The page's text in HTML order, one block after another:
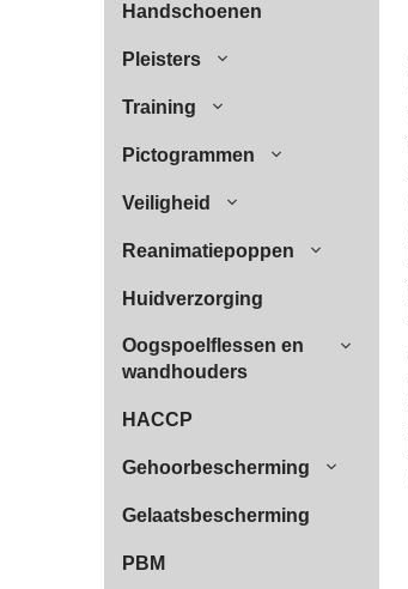
Handschoenen
Pleisters
Training
Pictogrammen
Veiligheid
Reanimatiepoppen
Huidverzorging
Oogspoelflessen en
wandhouders
HACCP
Gehoorbescherming
Gelaatsbescherming
PBM